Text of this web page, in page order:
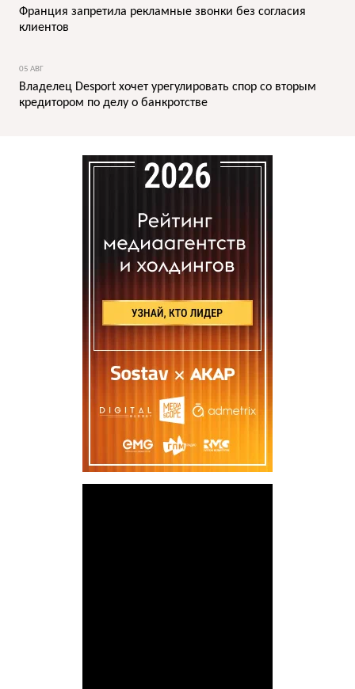
Франция запретила рекламные звонки без согласия
клиентов
05 АВГ
Владелец Desport хочет урегулировать спор со вторым
кредитором по делу о банкротстве